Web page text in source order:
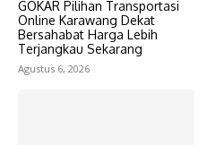
GOKAR Pilihan Transportasi
Online Karawang Dekat
Bersahabat Harga Lebih
Terjangkau Sekarang
Agustus 6, 2026